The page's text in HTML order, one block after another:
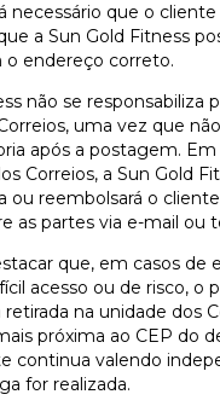
necessário que o
a Sun Gold Fitness
endereço correto.
não se responsabiliza
uma vez que
após a postagem. Em
Correios, a Sun Gold
ou reembolsará o
as partes via e-mail ou
que, em casos de
acesso ou de risco, o
retirada na unidade dos
próxima ao CEP do
continua valendo
for realizada.